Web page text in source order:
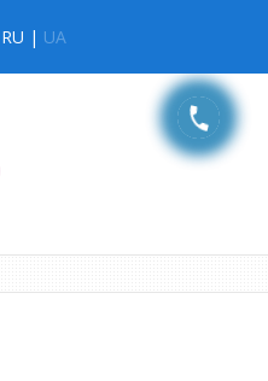
RU | UA